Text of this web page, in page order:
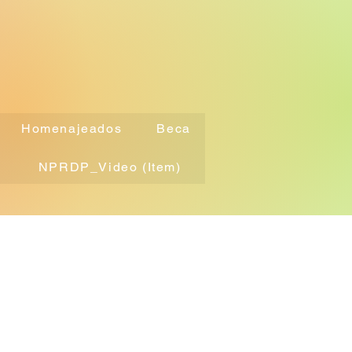
Homenajeados Beca
NPRDP_Video (Item)